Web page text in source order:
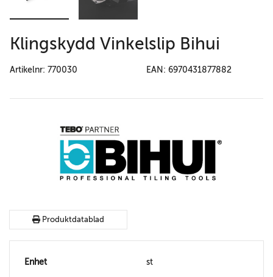
Klingskydd Vinkelslip Bihui
Artikelnr: 770030 EAN: 6970431877882
Produktdatablad
Enhet st